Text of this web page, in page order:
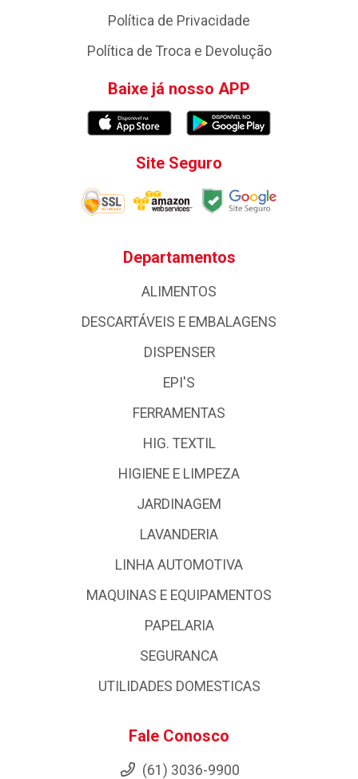
Política de Privacidade
Política de Troca e Devolução
Baixe já nosso APP
Site Seguro
Departamentos
ALIMENTOS
DESCARTÁVEIS E EMBALAGENS
DISPENSER
EPI'S
FERRAMENTAS
HIG. TEXTIL
HIGIENE E LIMPEZA
JARDINAGEM
LAVANDERIA
LINHA AUTOMOTIVA
MAQUINAS E EQUIPAMENTOS
PAPELARIA
SEGURANCA
UTILIDADES DOMESTICAS
Fale Conosco
(61) 3036-9900